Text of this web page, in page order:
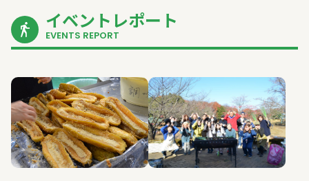
イベントレポート
EVENTS REPORT